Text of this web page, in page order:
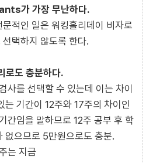
가 가장 무난하다.
적인 일은 워킹홀리데이 비자로
택하지 않도록 한다.
로도 충분하다.
사를 선택할 수 있는데 이는 차이
는 기간이 12주와 17주의 차이인
간임을 말하므로 12주 공부 후 학
없으므로 5만원으로도 충분.
는 지금